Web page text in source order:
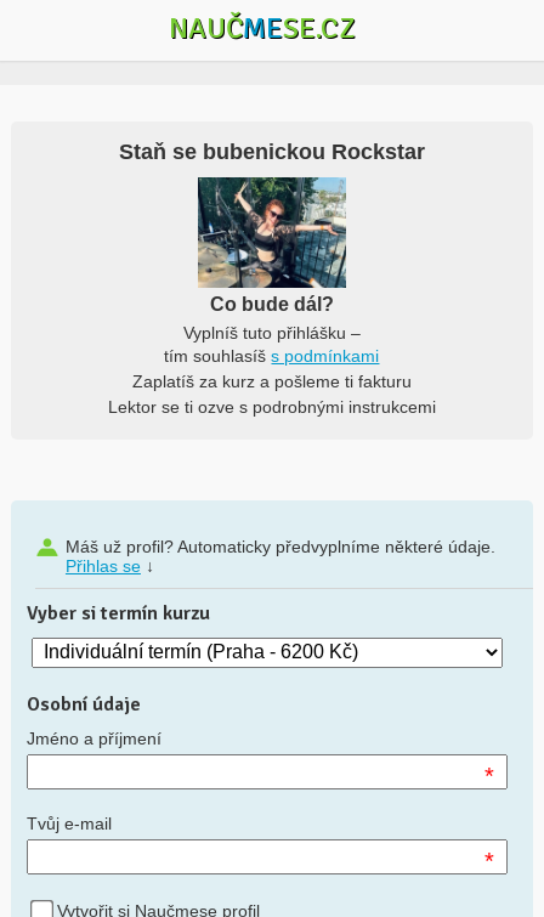
NAUČMESE.CZ
Staň se bubenickou Rockstar
Co bude dál?
Vyplníš tuto přihlášku –
tím souhlasíšs podmínkami
Zaplatíš za kurz a pošleme ti fakturu
Lektor se ti ozve s podrobnými instrukcemi
Máš už profil? Automaticky předvyplníme některé údaje.
Přihlas se↓
Vyber si termín kurzu
Osobní údaje
Jméno a příjmení
*
Tvůj e-mail
*
Vytvořit si Naučmese profil